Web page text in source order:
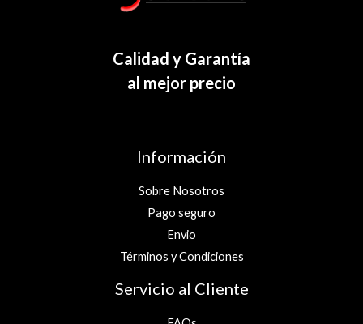
Calidad y Garantía
al mejor precio
Información
Sobre Nosotros
Pago seguro
Envio
Términos y Condiciones
Servicio al Cliente